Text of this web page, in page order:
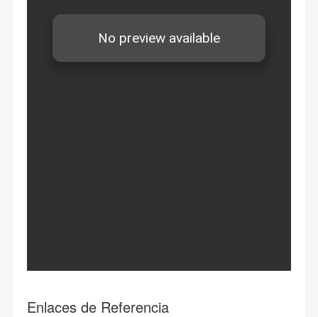
Enlaces de Referencia